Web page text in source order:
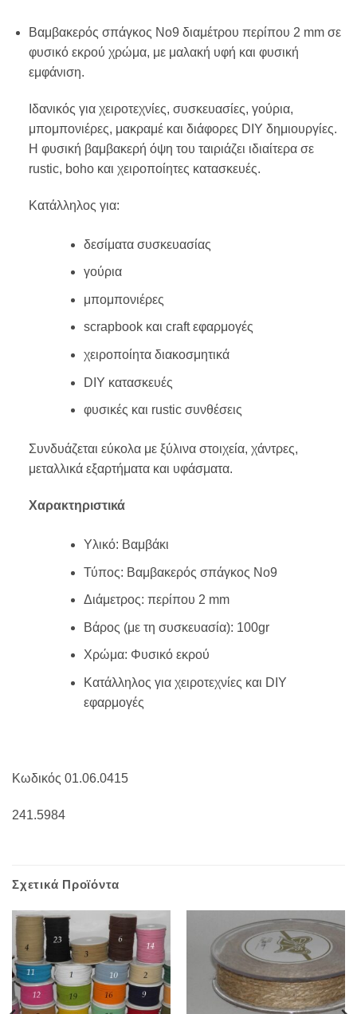
Βαμβακερός σπάγκος Νο9 διαμέτρου περίπου 2 mm σε
φυσικό εκρού χρώμα, με μαλακή υφή και φυσική
εμφάνιση.
Ιδανικός για χειροτεχνίες, συσκευασίες, γούρια,
μπομπονιέρες, μακραμέ και διάφορες DIY δημιουργίες.
Η φυσική βαμβακερή όψη του ταιριάζει ιδιαίτερα σε
rustic, boho και χειροποίητες κατασκευές.
Κατάλληλος για:
δεσίματα συσκευασίας
γούρια
μπομπονιέρες
scrapbook και craft εφαρμογές
χειροποίητα διακοσμητικά
DIY κατασκευές
φυσικές και rustic συνθέσεις
Συνδυάζεται εύκολα με ξύλινα στοιχεία, χάντρες,
μεταλλικά εξαρτήματα και υφάσματα.
Χαρακτηριστικά
Υλικό: Βαμβάκι
Τύπος: Βαμβακερός σπάγκος Νο9
Διάμετρος: περίπου 2 mm
Βάρος (με τη συσκευασία): 100gr
Χρώμα: Φυσικό εκρού
Κατάλληλος για χειροτεχνίες και DIY
εφαρμογές
Κωδικός 01.06.0415
241.5984
Σχετικά Προϊόντα